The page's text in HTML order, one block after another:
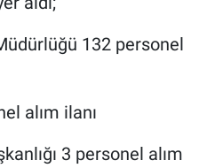
132 personel
alım ilanı
3 personel alım